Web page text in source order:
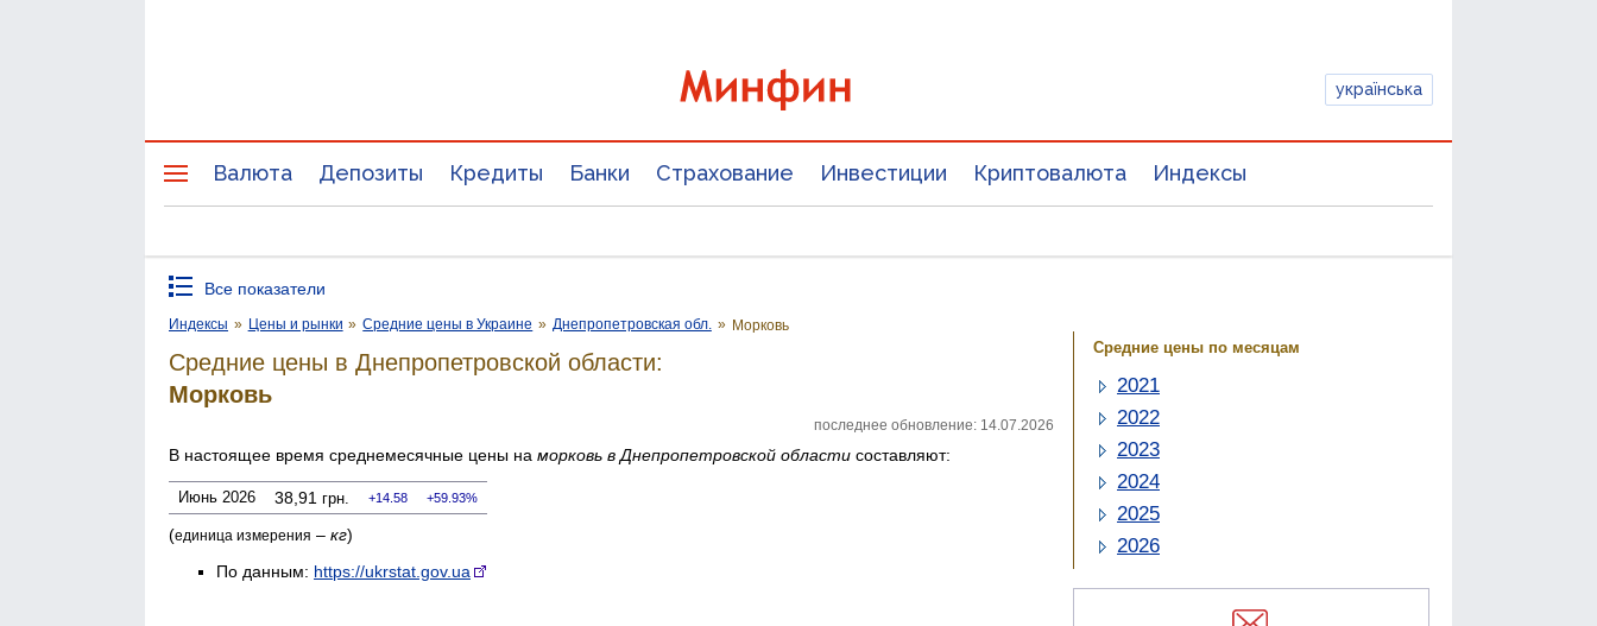
українська
Валюта Депозиты Кредиты Банки Страхование Инвестиции Криптовалюта Индексы
Все показатели
Индексы » Цены и рынки » Средние цены в Украине » Днепропетровская обл. » Морковь
Средние цены в Днепропетровской области:
Морковь
последнее обновление: 14.07.2026
В настоящее время среднемесячные цены на морковь в Днепропетровской области составляют:
Июнь 2026 38,91 грн. 14.58 59.93%
(единица измерения – кг)
По данным: https://ukrstat.gov.ua
Средние цены по месяцам
2021
2022
2023
2024
2025
2026